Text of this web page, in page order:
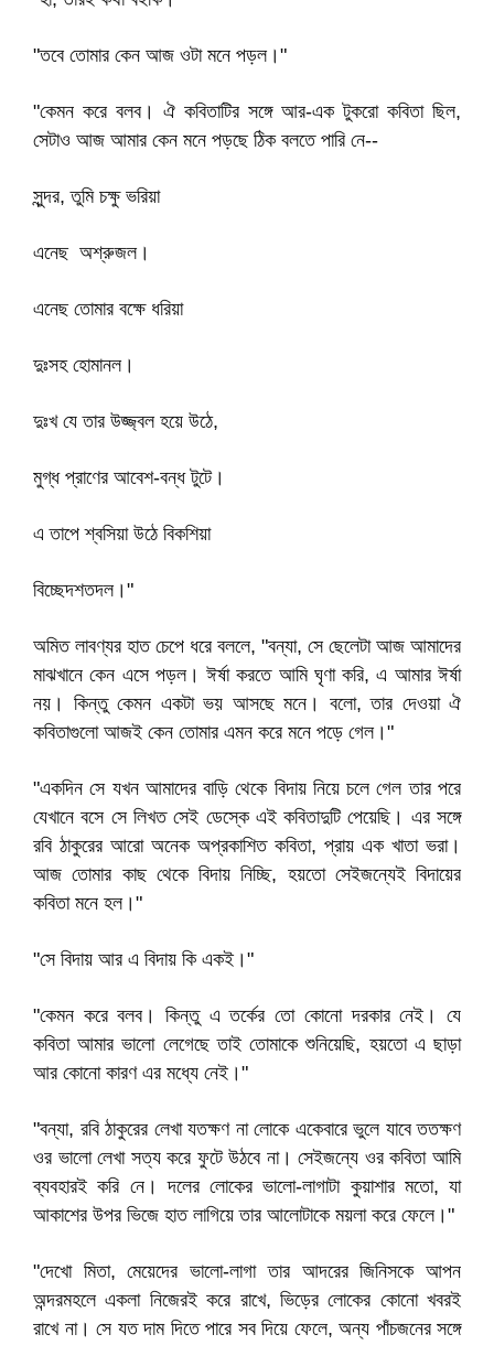
"তবে তোমার কেন আজ ওটা মনে পড়ল।"
"কেমন করে বলব। ঐ কবিতাটির সঙ্গে আর-এক টুকরো কবিতা ছিল,
সেটাও আজ আমার কেন মনে পড়ছে ঠিক বলতে পারি নে--
সুন্দর, তুমি চক্ষু ভরিয়া
এনেছ অশ্রুজল।
এনেছ তোমার বক্ষে ধরিয়া
দুঃসহ হোমানল।
দুঃখ যে তার উজ্জ্বল হয়ে উঠে,
মুগ্ধ প্রাণের আবেশ-বন্ধ টুটে।
এ তাপে শ্বসিয়া উঠে বিকশিয়া
বিচ্ছেদশতদল।"
অমিত লাবণ্যর হাত চেপে ধরে বললে, "বন্যা, সে ছেলেটা আজ আমাদের
মাঝখানে কেন এসে পড়ল। ঈর্ষা করতে আমি ঘৃণা করি, এ আমার ঈর্ষা
নয়। কিন্তু কেমন একটা ভয় আসছে মনে। বলো, তার দেওয়া ঐ
কবিতাগুলো আজই কেন তোমার এমন করে মনে পড়ে গেল।"
"একদিন সে যখন আমাদের বাড়ি থেকে বিদায় নিয়ে চলে গেল তার পরে
যেখানে বসে সে লিখত সেই ডেস্কে এই কবিতাদুটি পেয়েছি। এর সঙ্গে
রবি ঠাকুরের আরো অনেক অপ্রকাশিত কবিতা, প্রায় এক খাতা ভরা।
আজ তোমার কাছ থেকে বিদায় নিচ্ছি, হয়তো সেইজন্যেই বিদায়ের
কবিতা মনে হল।"
"সে বিদায় আর এ বিদায় কি একই।"
"কেমন করে বলব। কিন্তু এ তর্কের তো কোনো দরকার নেই। যে
কবিতা আমার ভালো লেগেছে তাই তোমাকে শুনিয়েছি, হয়তো এ ছাড়া
আর কোনো কারণ এর মধ্যে নেই।"
"বন্যা, রবি ঠাকুরের লেখা যতক্ষণ না লোকে একেবারে ভুলে যাবে ততক্ষণ
ওর ভালো লেখা সত্য করে ফুটে উঠবে না। সেইজন্যে ওর কবিতা আমি
ব্যবহারই করি নে। দলের লোকের ভালো-লাগাটা কুয়াশার মতো, যা
আকাশের উপর ভিজে হাত লাগিয়ে তার আলোটাকে ময়লা করে ফেলে।"
"দেখো মিতা, মেয়েদের ভালো-লাগা তার আদরের জিনিসকে আপন
অন্দরমহলে একলা নিজেরই করে রাখে, ভিড়ের লোকের কোনো খবরই
রাখে না। সে যত দাম দিতে পারে সব দিয়ে ফেলে, অন্য পাঁচজনের সঙ্গে